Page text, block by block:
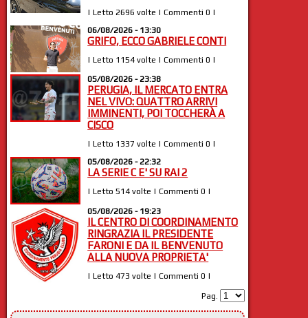
| Letto 2696 volte | Commenti 0 |
06/08/2026 - 13:30
GRIFO, ECCO GABRIELE CONTI
| Letto 1154 volte | Commenti 0 |
05/08/2026 - 23:38
PERUGIA, IL MERCATO ENTRA
NEL VIVO: QUATTRO ARRIVI
IMMINENTI, POI TOCCHERÀ A
CISCO
| Letto 1337 volte | Commenti 0 |
05/08/2026 - 22:32
LA SERIE C E' SU RAI 2
| Letto 514 volte | Commenti 0 |
05/08/2026 - 19:23
IL CENTRO DI COORDINAMENTO
RINGRAZIA IL PRESIDENTE
FARONI E DA IL BENVENUTO
ALLA NUOVA PROPRIETA'
| Letto 473 volte | Commenti 0 |
Pag.